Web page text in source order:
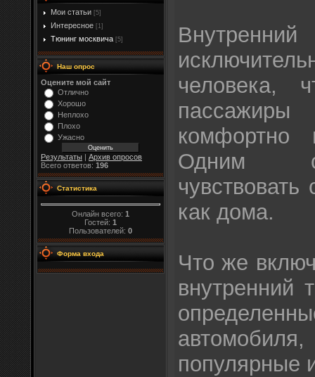
Мои статьи [5]
Интересное [1]
Тюнинг москвича [5]
Наш опрос
Оцените мой сайт
Отлично
Хорошо
Неплохо
Плохо
Ужасно
Результаты | Архив опросов
Всего ответов: 196
Статистика
Онлайн всего: 1
Гостей: 1
Пользователей: 0
Форма входа
человека,
пассажиры
комфортно
Одним
как дома.
Что же
внутренний
популярные